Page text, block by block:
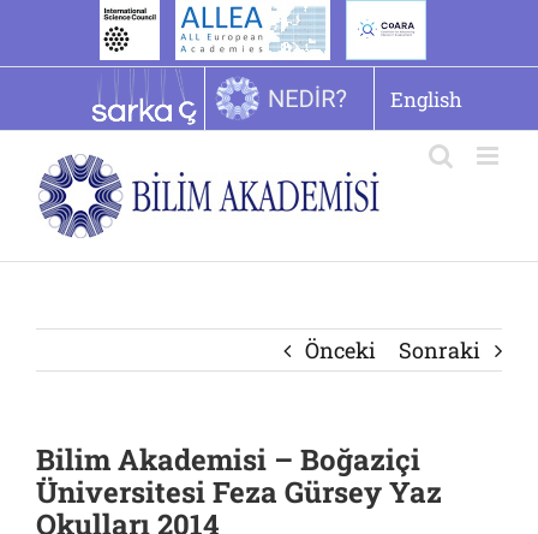
English
Önceki Sonraki
Bilim Akademisi – Boğaziçi
Üniversitesi Feza Gürsey Yaz
Okulları 2014